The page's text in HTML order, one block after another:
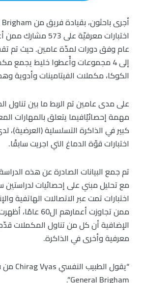
عام وفق دورات لمدّة عامين. حيث تم
إلى 4 مجموعات وأُعطوا خليط
الكوكا، مكملات الفيتامينات وأدوية
على مدى عامين تم الربط ما بين تناول
مهمة إحصائيًافيما يتعلق بالمهارات
كبير في الذاكرة التسلسلية (العرضية)،
اختبارات قوّة الدماغ التي اجريت سابقًا.
تم جمع البيانات الصادرة عن هذه
مع تحليل مبني على إحصائيات
ممن تجاوزت أعمارهم
الإضافية أن كل من تناول المكملات
معرفية وأخرى في الذاكرة.
General Brigham”.